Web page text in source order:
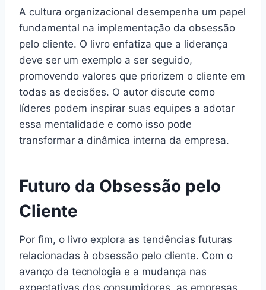
A cultura organizacional desempenha um papel
fundamental na implementação da obsessão
pelo cliente. O livro enfatiza que a liderança
deve ser um exemplo a ser seguido,
promovendo valores que priorizem o cliente em
todas as decisões. O autor discute como
líderes podem inspirar suas equipes a adotar
essa mentalidade e como isso pode
transformar a dinâmica interna da empresa.
Futuro da Obsessão pelo
Cliente
Por fim, o livro explora as tendências futuras
relacionadas à obsessão pelo cliente. Com o
avanço da tecnologia e a mudança nas
expectativas dos consumidores, as empresas